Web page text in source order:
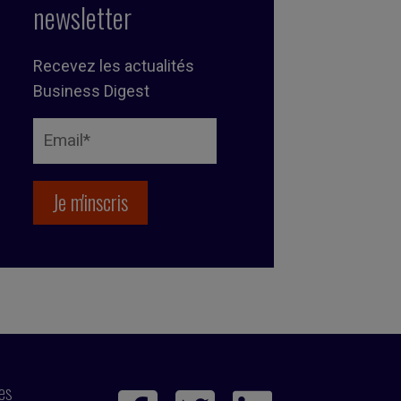
newsletter
Recevez les actualités
Business Digest